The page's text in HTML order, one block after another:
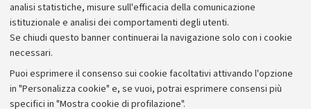
analisi statistiche, misure sull'efficacia della comunicazione
istituzionale e analisi dei comportamenti degli utenti.
Se chiudi questo banner continuerai la navigazione solo con i cookie
necessari.
Puoi esprimere il consenso sui cookie facoltativi attivando l'opzione
in "Personalizza cookie" e, se vuoi, potrai esprimere consensi più
specifici in "Mostra cookie di profilazione".
Programma "Il Sabato del Capellini"
2019-2020[.pdf 728 KB]
Vedi anche